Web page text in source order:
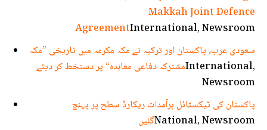
Makkah Joint Defence
AgreementInternational, Newsroom
سعودی عرب، پاکستان اور ترکیہ نے مکہ مکرمہ میں تاریخی ”مکہ
مشترکہ دفاعی معاہدہ“ پر دستخط کر دیئےInternational,
Newsroom
پاکستان کی ٹیکسٹائل برآمدات ریکارڈ سطح پر پہنچ
گئیںNational, Newsroom